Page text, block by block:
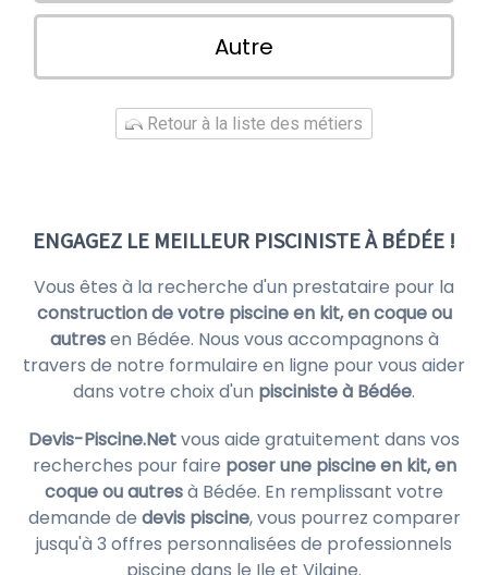
Autre
Retour à la liste des métiers
ENGAGEZ LE MEILLEUR PISCINISTE À BÉDÉE !
Vous êtes à la recherche d'un prestataire pour la
construction de votre piscine en kit, en coque ou
autresen Bédée. Nous vous accompagnons à
travers de notre formulaire en ligne pour vous aider
dans votre choix d'un pisciniste à Bédée.
Devis-Piscine.Netvous aide gratuitement dans vos
recherches pour faire poser une piscine en kit, en
coque ou autresà Bédée. En remplissant votre
demande de devis piscine, vous pourrez comparer
jusqu'à 3 offres personnalisées de professionnels